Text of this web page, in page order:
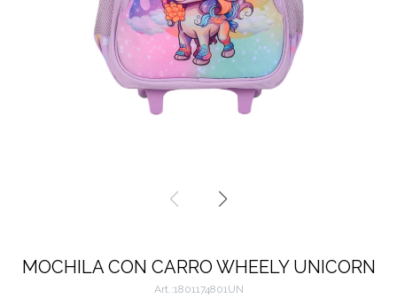
MOCHILA CON CARRO WHEELY UNICORN
1801174801UN